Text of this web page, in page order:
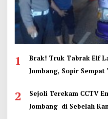
1
Brak! Truk Tabrak Elf
Jombang, Sopir
2
Sejoli Terekam CCTV
Jombang di Sebelah